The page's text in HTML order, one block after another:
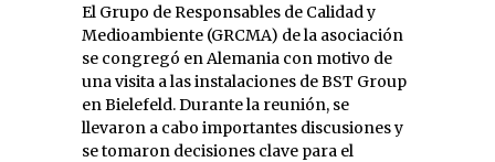
El Grupo de Responsables de Calidad y
Medioambiente (GRCMA) de la asociación
se congregó en Alemania con motivo de
una visita a las instalaciones de BST Group
en Bielefeld. Durante la reunión, se
llevaron a cabo importantes discusiones y
se tomaron decisiones clave para el